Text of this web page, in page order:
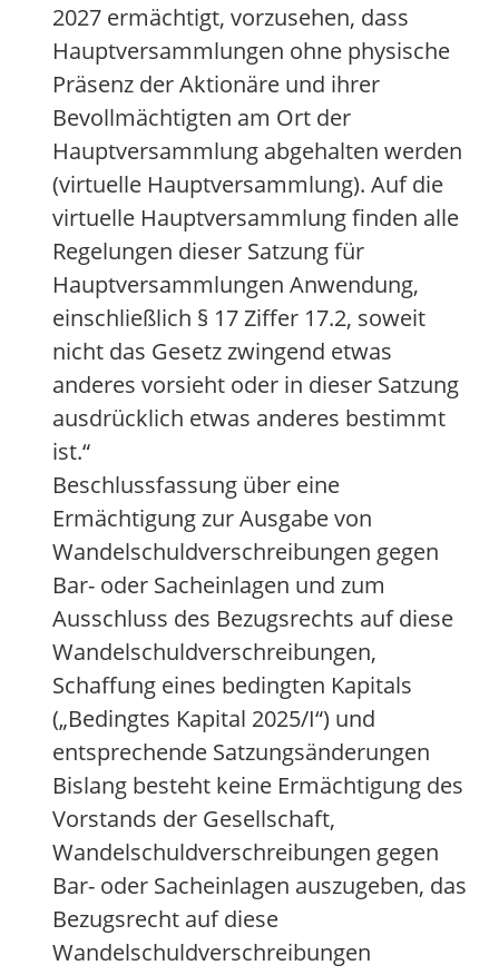
2027 ermächtigt, vorzusehen, dass
Hauptversammlungen ohne physische
Präsenz der Aktionäre und ihrer
Bevollmächtigten am Ort der
Hauptversammlung abgehalten werden
(virtuelle Hauptversammlung). Auf die
virtuelle Hauptversammlung finden alle
Regelungen dieser Satzung für
Hauptversammlungen Anwendung,
einschließlich § 17 Ziffer 17.2, soweit
nicht das Gesetz zwingend etwas
anderes vorsieht oder in dieser Satzung
ausdrücklich etwas anderes bestimmt
ist.“
Beschlussfassung über eine
Ermächtigung zur Ausgabe von
Wandelschuldverschreibungen gegen
Bar- oder Sacheinlagen und zum
Ausschluss des Bezugsrechts auf diese
Wandelschuldverschreibungen,
Schaffung eines bedingten Kapitals
(„Bedingtes Kapital 2025/I“) und
entsprechende Satzungsänderungen
Bislang besteht keine Ermächtigung des
Vorstands der Gesellschaft,
Wandelschuldverschreibungen gegen
Bar- oder Sacheinlagen auszugeben, das
Bezugsrecht auf diese
Wandelschuldverschreibungen